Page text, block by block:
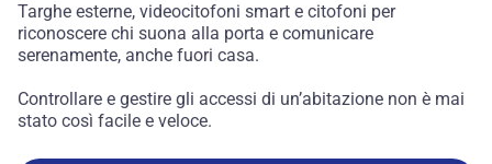
Targhe esterne, videocitofoni smart e citofoni per
riconoscere chi suona alla porta e comunicare
serenamente, anche fuori casa.
Controllare e gestire gli accessi di un’abitazione non è mai
stato così facile e veloce.